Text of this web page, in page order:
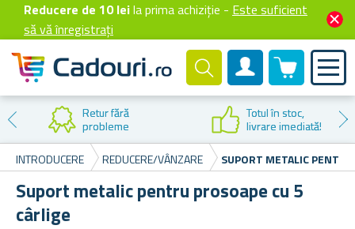
Reducere de 10 leila prima achiziție - Este suficient
să vă înregistrați
Cont client
0 produselor
Retur fără
probleme
Totul în stoc,
livrare imediată!
INTRODUCERE
REDUCERE/VÂNZARE SUPORT METALIC
Suport metalic pentru prosoape cu 5
cârlige